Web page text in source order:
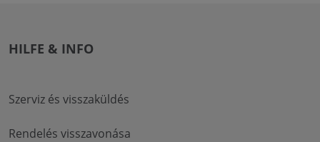
HILFE & INFO
Szerviz és visszaküldés
Rendelés visszavonása